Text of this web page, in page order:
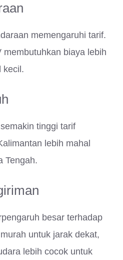
memengaruhi tarif.
membutuhkan biaya lebih
kecil.
tinggi tarif
lebih mahal
Tengah.
besar terhadap
untuk jarak dekat,
lebih cocok untuk